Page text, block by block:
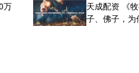
万
天成配资 《
子、佛子，为